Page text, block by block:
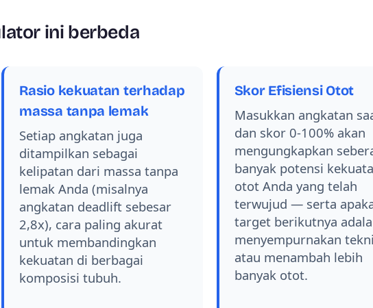
ini berbeda
Rasio kekuatan terhadap
massa tanpa lemak
Setiap angkatan juga
ditampilkan sebagai
kelipatan dari massa tanpa
lemak Anda (misalnya
angkatan deadlift sebesar
2,8x), cara paling akurat
untuk membandingkan
kekuatan di berbagai
komposisi tubuh.
Skor Efisiensi Otot
Masukkan angkatan
dan skor 0-100% akan
mengungkapkan
banyak potensi
otot Anda yang telah
terwujud — serta
target berikutnya
menyempurnakan
atau menambah lebih
banyak otot.